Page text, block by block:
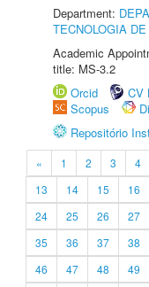
Department:
TECNOLOGIA
Academic
title: MS-3.2
Orcid
CV
Scopus
Repositório
« 1 2 3 4
13
14 15 16
24
25 26 27
35
36 37 38
46
47 48 49